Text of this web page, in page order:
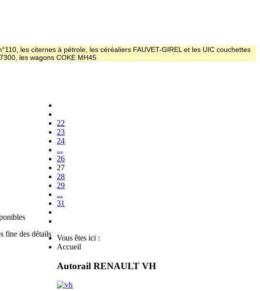
les citernes à pétrole, les céréaliers FAUVET-GIREL et les UIC couchettes
les wagons COKE MH45
fine des détails
22
23
24
...
26
27
28
29
...
31
Vous êtes ici :
Accueil
Autorail RENAULT VH